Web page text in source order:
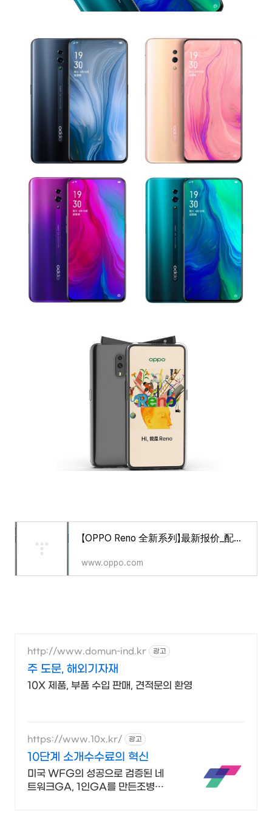
【OPPO Reno 全新系列】最新报价_配置参数_图片 - OPPO智能手机官网
www.oppo.com
http://www.domun-ind.kr 광고
주 도문, 해외기자재
10X 제품, 부품 수입 판매, 견적문의 환영
https://www.10x.kr/ 광고
10단계 소개수수료의 혁신
미국 WFG의 성공으로 검증된 네
트워크GA, 1인GA를 만든조병수